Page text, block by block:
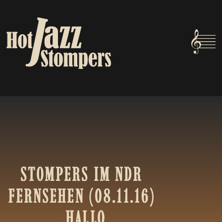
STOMPERS IM NDR
FERNSEHEN (08.11.16)